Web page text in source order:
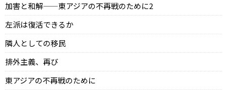
加害と和解——東アジアの不再戦のために2
左派は復活できるか
隣人としての移民
排外主義、再び
東アジアの不再戦のために